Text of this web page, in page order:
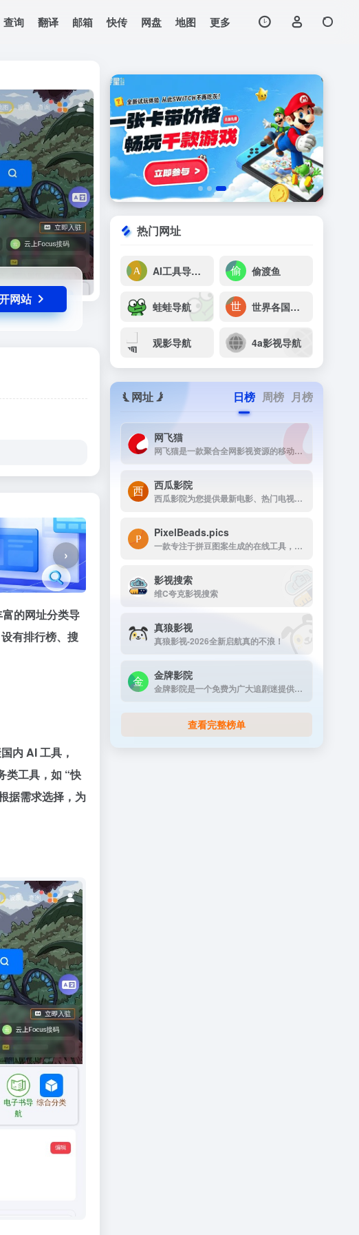
查询 翻译 邮箱 快传 网盘 地图 更多
网站
›
的网址分类导
有排行榜、搜
内 AI 工具，
类工具，如 “快
据需求选择，为
热门网址
AI工具导航(AIG123) 偷渡鱼
蛙蛙导航 世界各国网址大全
观影导航 4a影视导航
网址 日榜 周榜 月榜
网飞猫
网飞猫是一款聚合全网影视资源的移动端播放应用，主打免费、高画...
西瓜影院
西瓜影院为您提供最新电影、热门电视剧、综艺动漫免费在线观看，高清流畅无广告，海量片源每日更新，打造极致观影体验。
PixelBeads.pics
一款专注于拼豆图案生成的在线工具，用户只需上传任意照片或图片，即可一键将其像素化为可打印的拼豆图稿。
影视搜索
维C夸克影视搜索
真狼影视
真狼影视-2026全新启航真的不浪！
金牌影院
金牌影院是一个免费为广大追剧迷提供在线播放的影视站，涵盖大量免费的VIP电视剧资源、最新上映大片、好看的综艺节目及动漫视频，是一个播放速度快，资源多的免费影视网站
查看完整榜单